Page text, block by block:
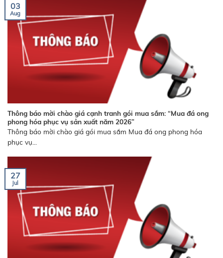
Thông báo mời chào giá cạnh tranh gói mua sắm: “Mua đá ong
phong hóa phục vụ sản xuất năm 2026”
Thông báo mời chào giá gói mua sắm Mua đá ong phong hóa
phục vụ...
03
Aug
27
Jul